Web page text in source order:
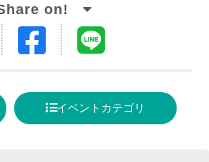
Facebook
る
イベントカテゴリ